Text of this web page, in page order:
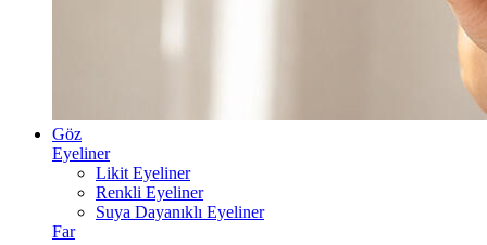
Göz
Eyeliner
Likit Eyeliner
Renkli Eyeliner
Suya Dayanıklı Eyeliner
Far